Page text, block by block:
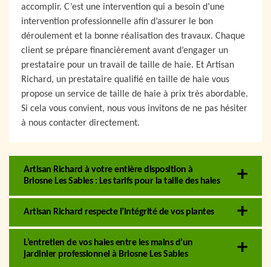
accomplir. C’est une intervention qui a besoin d’une
intervention professionnelle afin d’assurer le bon
déroulement et la bonne réalisation des travaux. Chaque
client se prépare financièrement avant d’engager un
prestataire pour un travail de taille de haie. Et Artisan
Richard, un prestataire qualifié en taille de haie vous
propose un service de taille de haie à prix très abordable.
Si cela vous convient, nous vous invitons de ne pas hésiter
à nous contacter directement.
Artisan Richard à votre entière disposition à
Briosne Les Sables : Les tarifs pour la taille des haies
Artisan Richard respecte l’intégrité de vos plantes
L’entretien de vos haies entre les mains d’un
jardinier professionnel à Briosne Les Sables